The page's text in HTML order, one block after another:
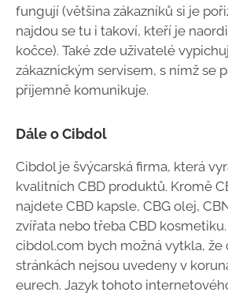
fungují (většina zákazníků si je
najdou se tu i takoví, kteří je
kočce). Také zde uživatelé
zákaznickým servisem, s nímž se
příjemně komunikuje.
Dále o Cibdol
Cibdol je švýcarská firma, která
kvalitních CBD produktů. Kromě
najdete CBD kapsle, CBG olej,
zvířata nebo třeba CBD
cibdol.com bych možná vytkla, že
stránkách nejsou uvedeny v
eurech. Jazyk tohoto